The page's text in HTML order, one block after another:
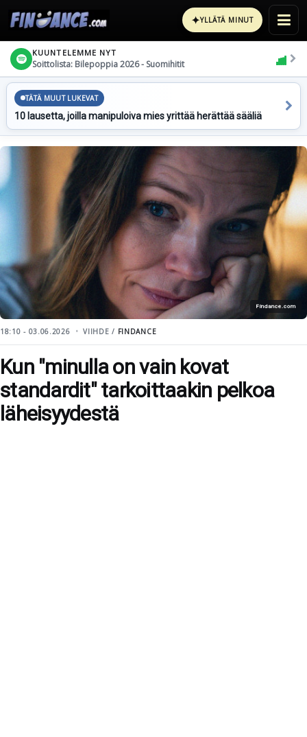
✦YLLÄTÄ MINUT
KUUNTELEMME NYT
Soittolista: Bilepoppia 2026 - Suomihitit
TÄTÄ MUUT LUKEVAT
10 lausetta, joilla manipuloiva mies yrittää herättää sääliä
Findance.com
18:10 - 03.06.2026 VIIHDE / FINDANCE
Kun "minulla on vain kovat
standardit" tarkoittaakin pelkoa
läheisyydestä